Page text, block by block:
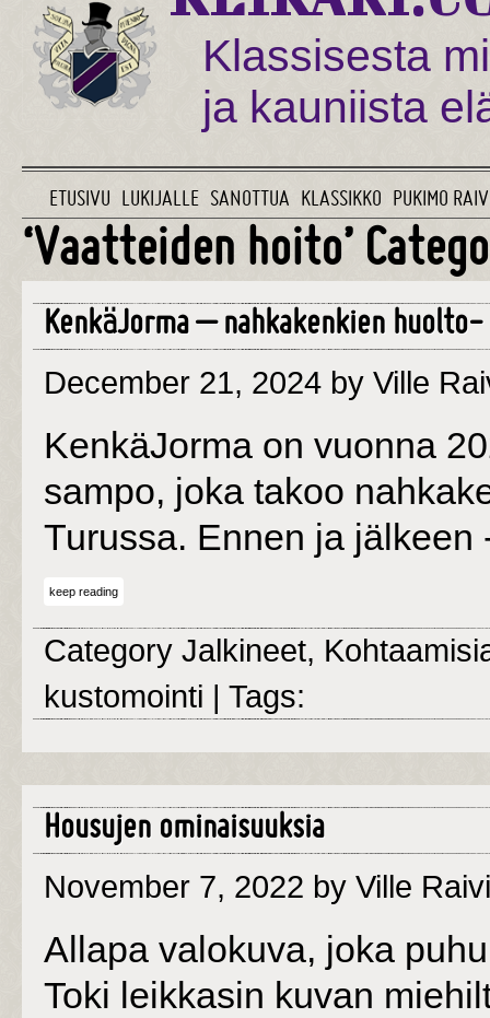
Klassisesta
ja kauniista
ETUSIVU LUKIJALLE SANOTTUA KLASSIKKO PUKIMO
‘Vaatteiden hoito’
KenkäJorma – nahkakenkien
December 21, 2024 by Ville
KenkäJorma on vuonna
sampo, joka takoo
Turussa. Ennen ja
keep reading
Category Jalkineet,
kustomointi | Tags:
Housujen ominaisuuksia
November 7, 2022 by Ville
Allapa valokuva, joka
Toki leikkasin kuvan